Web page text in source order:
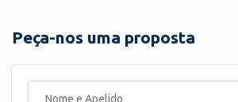
Peça-nos uma proposta